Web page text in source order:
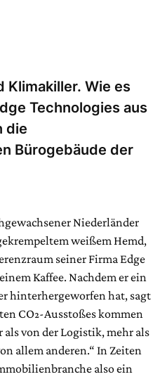
Klimakiller. Wie es
Technologies aus
die
Bürogebäude der
Niederländer
weißem Hemd,
seiner Firma Edge
Kaffee. Nachdem er ein
hinterhergeworfen hat, sagt
CO₂-Ausstoßes kommen
als von der Logistik, mehr als
allem anderen.“ In Zeiten
also ein